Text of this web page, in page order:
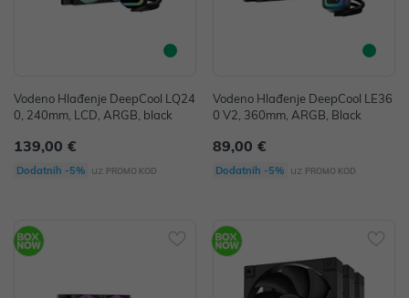
Vodeno Hlađenje DeepCool LQ24
0, 240mm, LCD, ARGB, black
139,00 €
Dodatnih -5% uz PROMO KOD
Vodeno Hlađenje DeepCool LE36
0 V2, 360mm, ARGB, Black
89,00 €
Dodatnih -5% uz PROMO KOD